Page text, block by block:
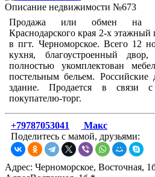
Описание недвижимости №673
Продажа или обмен на
Краснодарского края 2-х этажный
в пгт. Черноморское. Всего 12
кухня, благоустроенный
полностью укомплектован
постельным бельем.
здание. Продается в связи с
покупателю-торг.
+79787053041
Макс
Поделитесь с мамой, друзьями:
Адрес: Черноморское, Восточная,